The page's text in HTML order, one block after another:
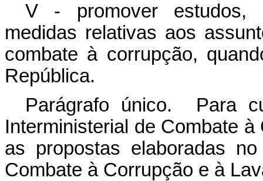
V - promover estudos,
medidas relativas aos
combate à corrupção,
República.
Parágrafo único. Para
Interministerial de Combate
as propostas elaboradas
Combate à Corrupção e à